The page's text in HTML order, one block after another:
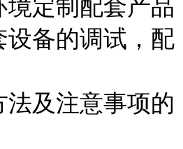
境定制配套产品
设备的调试，配
及注意事项的